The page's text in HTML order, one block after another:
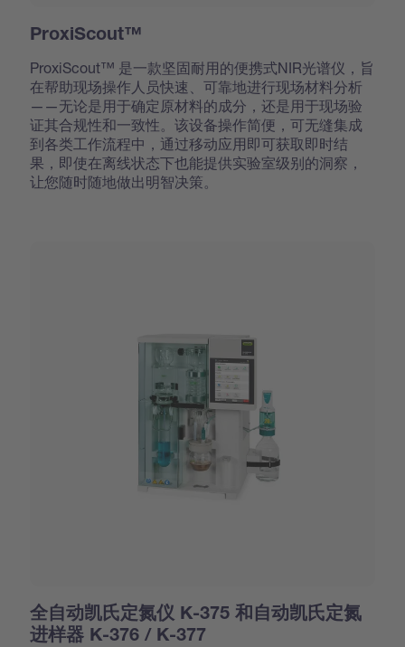
ProxiScout™
ProxiScout™ 是一款坚固耐用的便携式NIR光谱仪，旨
在帮助现场操作人员快速、可靠地进行现场材料分析
——无论是用于确定原材料的成分，还是用于现场验
证其合规性和一致性。该设备操作简便，可无缝集成
到各类工作流程中，通过移动应用即可获取即时结
果，即使在离线状态下也能提供实验室级别的洞察，
让您随时随地做出明智决策。
全自动凯氏定氮仪 K-375 和自动凯氏定氮
进样器 K-376 / K-377